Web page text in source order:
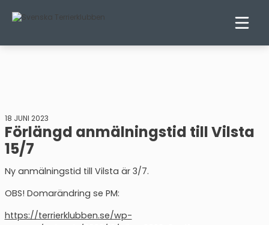
18 JUNI 2023
Förlängd anmälningstid till Vilsta
15/7
Ny anmälningstid till Vilsta är 3/7.
OBS! Domarändring se PM:
https://terrierklubben.se/wp-